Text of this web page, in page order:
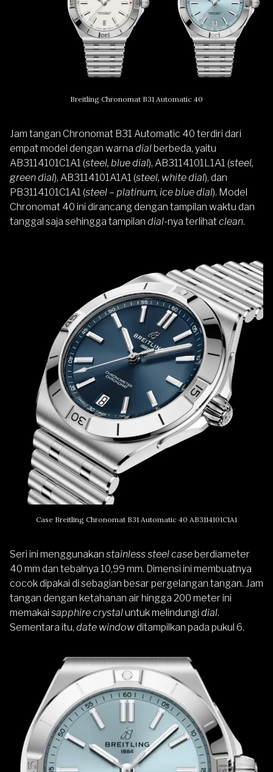
Breitling Chronomat B31 Automatic 40
Jam tangan Chronomat B31 Automatic 40 terdiri dari
empat model dengan warna dialberbeda, yaitu
AB3114101C1A1 (steel, blue dial), AB3114101L1A1 (steel,
green dial), AB3114101A1A1 (steel, white dial), dan
PB3114101C1A1 (steel – platinum, ice blue dial). Model
Chronomat 40 ini dirancang dengan tampilan waktu dan
tanggal saja sehingga tampilan dial-nya terlihatclean.
Case Breitling Chronomat B31 Automatic 40 AB3114101C1A1
Seri ini menggunakan stainless steel caseberdiameter
40 mm dan tebalnya 10,99 mm. Dimensi ini membuatnya
cocok dipakai di sebagian besar pergelangan tangan. Jam
tangan dengan ketahanan air hingga 200 meter ini
memakai sapphire crystaluntuk melindungi dial.
Sementara itu, date windowditampilkan pada pukul 6.